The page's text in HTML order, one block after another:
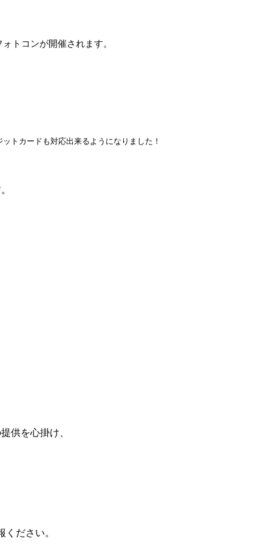
トコンが開催されます。
トカードも対応出来るようになりました！
供を心掛け、
ださい。